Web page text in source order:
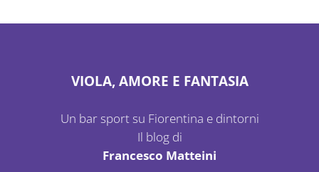
VIOLA, AMORE E FANTASIA
Un bar sport su Fiorentina e dintorni
Il blog di
Francesco Matteini